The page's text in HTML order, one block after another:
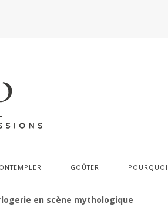
GOÛTER
en scène mythologique